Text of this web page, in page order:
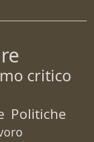
critico
Politiche